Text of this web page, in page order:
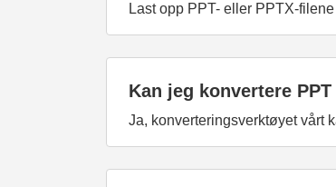
Last opp PPT- eller PPTX-
Kan jeg konvertere
Ja, konverteringsverktøyet vårt